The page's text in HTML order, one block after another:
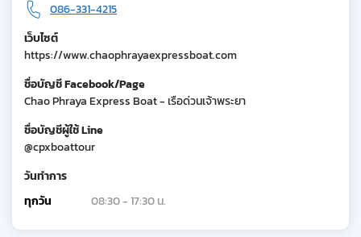
086-331-4215
เว็บไซต์
https://www.chaophrayaexpressboat.com
ชื่อบัญชี Facebook/Page
Chao Phraya Express Boat - เรือด่วนเจ้าพระยา
ชื่อบัญชีผู้ใช้ Line
@cpxboattour
วันทำการ
ทุกวัน
08:30 - 17:30 น.